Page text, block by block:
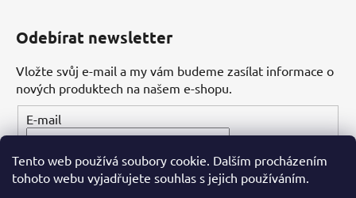
Tento web používá soubory cookie. Dalším procházením
tohoto webu vyjadřujete souhlas s jejich používáním.
Odebírat newsletter
Vložte svůj e-mail a my vám budeme zasílat informace o
nových produktech na našem e-shopu.
E-mail
PŘIHLÁSIT SE